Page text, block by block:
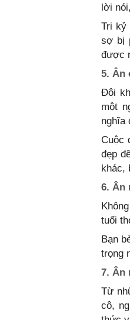
lời
Tri kỷ
sợ bị
được
5. Ân
Đôi
một
nghĩa
Cuộc
đẹp
khác,
6. Ân
tuổi
Bạn
trọng
7. Ân
Từ
cô,